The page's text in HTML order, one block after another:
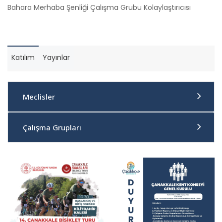
Bahara Merhaba Şenliği Çalışma Grubu Kolaylaştırıcısı
Katılım Yayınlar
Meclisler
Çalışma Grupları